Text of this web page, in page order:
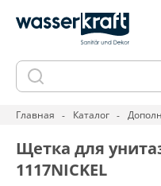
Главная Каталог
Щетка для
1117NICKEL